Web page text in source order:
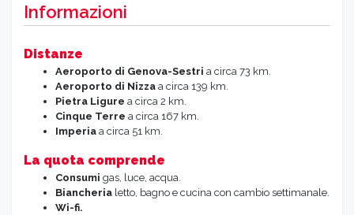
Informazioni
Distanze
Aeroporto di Genova-Sestri a circa 73 km.
Aeroporto di Nizza a circa 139 km.
Pietra Ligure a circa 2 km.
Cinque Terre a circa 167 km.
Imperia a circa 51 km.
La quota comprende
Consumi gas, luce, acqua.
Biancheria letto, bagno e cucina con cambio settimanale.
Wi-fi.